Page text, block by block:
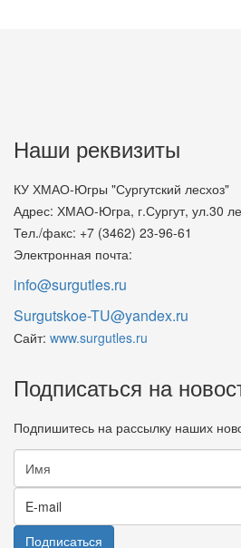
Наши реквизиты
КУ ХМАО-Югры "Сургутский лесхоз"
Адрес: ХМАО-Югра, г.Сургут, ул.30
Тел./факс: +7 (3462) 23-96-61
Электронная почта:
info@surgutles.ru
Surgutskoe-TU@yandex.ru
Сайт: www.surgutles.ru
Подписаться на
Подпишитесь на рассылку наших